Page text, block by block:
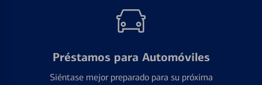
Préstamos para Automóviles
Siéntase mejor preparado para su próxima